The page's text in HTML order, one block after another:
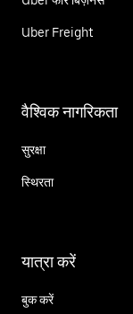
Uber Freight
वैश्विक नागरिकता
सुरक्षा
स्थिरता
यात्रा करें
बुक करें